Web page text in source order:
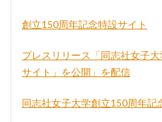
創立150周年記念特設サイト
プレスリリース「同志社女子
サイト」を公開」を配信
同志社女子大学創立150周年記